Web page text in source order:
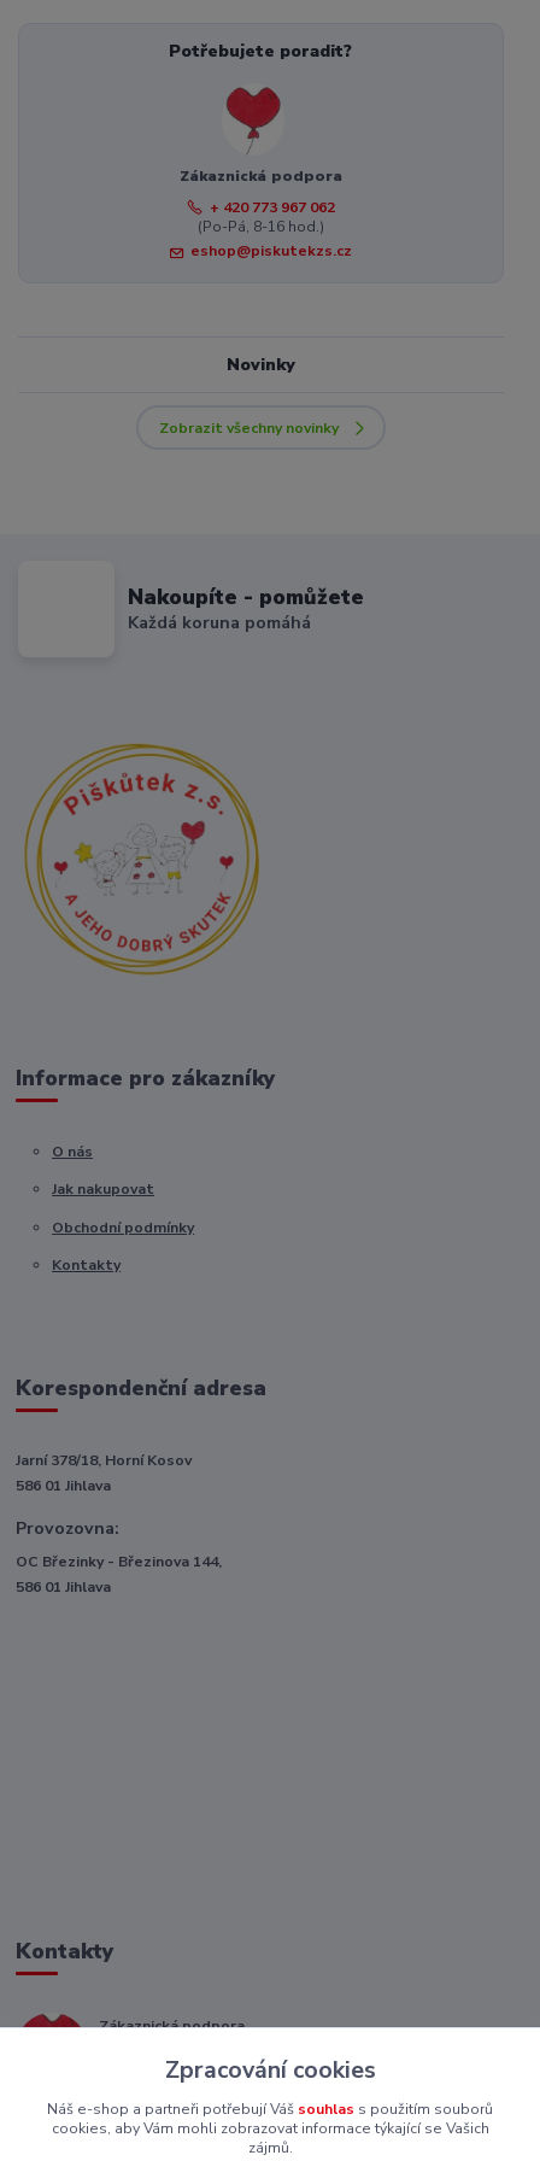
Potřebujete poradit?
Zákaznická podpora
+ 420 773 967 062
(Po-Pá, 8-16 hod.)
eshop@piskutekzs.cz
Novinky
Zobrazit všechny novinky
Nakoupíte - pomůžete
Každá koruna pomáhá
Informace pro zákazníky
O nás
Jak nakupovat
Obchodní podmínky
Kontakty
Korespondenční adresa
Jarní 378/18, Horní Kosov
586 01 Jihlava
Provozovna:
OC Březinky - Březinova 144,
586 01 Jihlava
Kontakty
Zákaznická podpora
(Po-Pá, 8-16 hod.)
eshop@piskutekzs.cz
Zpracování cookies
Náš e-shop a partneři potřebují Váš souhlas s použitím souborů
cookies, aby Vám mohli zobrazovat informace týkající se Vašich
zájmů.